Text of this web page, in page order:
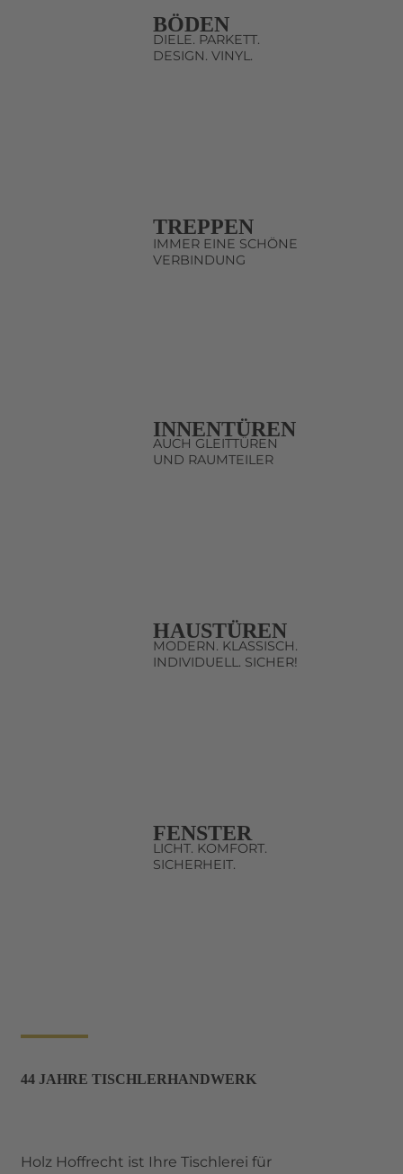
BÖDEN
DIELE. PARKETT.
DESIGN. VINYL.
TREPPEN
IMMER EINE SCHÖNE
VERBINDUNG
INNENTÜREN
AUCH GLEITTÜREN
UND RAUMTEILER
HAUSTÜREN
MODERN. KLASSISCH.
INDIVIDUELL. SICHER!
FENSTER
LICHT. KOMFORT.
SICHERHEIT.
44 JAHRE TISCHLERHANDWERK
Holz Hoffrecht ist Ihre Tischlerei für